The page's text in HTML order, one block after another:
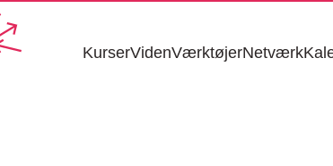
KurserVidenVærktøjerNetværk